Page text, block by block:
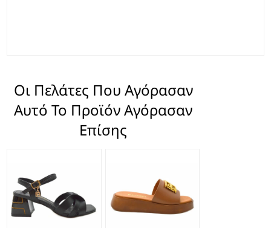
Οι Πελάτες Που Αγόρασαν
Αυτό Το Προϊόν Αγόρασαν
Επίσης